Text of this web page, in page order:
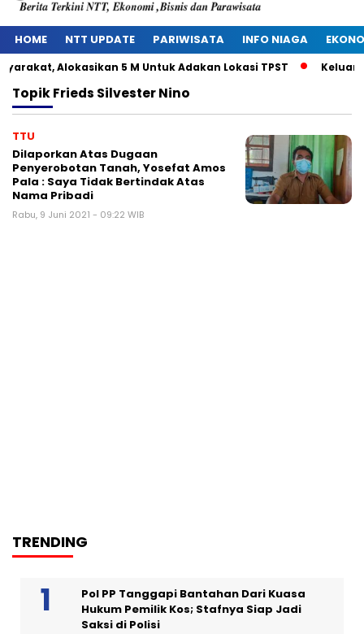
HOME NTT UPDATE PARIWISATA INFO NIAGA
Alokasikan 5 M Untuk Adakan Lokasi TPST Keluarga
TopikFrieds Silvester Nino
TTU
Dilaporkan Atas Dugaan
Penyerobotan Tanah, Yosefat Amos
Pala : Saya Tidak Bertindak Atas
Nama Pribadi
Rabu, 9 Juni 2021 - 09:22 WIB
TRENDING
Pol PP Tanggapi Bantahan Dari Kuasa
Hukum Pemilik Kos; Stafnya Siap Jadi
Saksi di Polisi